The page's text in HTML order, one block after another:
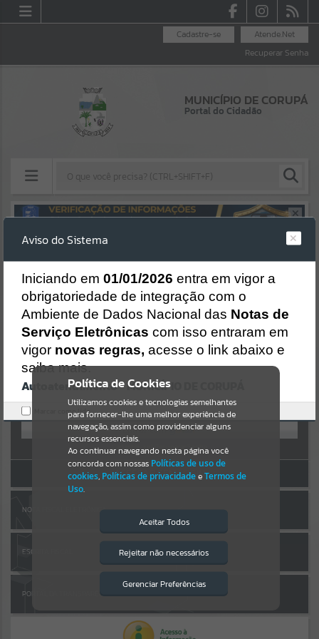
Atende.Net
Cadastre-se
Recuperar Senha
MUNICÍPIO DE CORUPÁ
Portal do Cidadão
Resultados para""
Portais
Por favor, aguarde...
NOTÍCIAS
Por favor, aguarde...
Por favor, aguarde...
SERVIÇOS
PÁGINAS
AUTOATENDIMENTO
OU
Cadastre-se|Recuperar Senha
ACESSAR SEM LOGIN
NOTA FISCAL ELETRÔNICA
ESCRITA FISCAL
PORTAL DA TRANSPARÊNCIA
Política de Cookies
Utilizamos cookies e tecnologias semelhantes
para fornecer-lhe uma melhor experiência de
navegação, assim como providenciar alguns
recursos essenciais.
Ao continuar navegando nesta página você
concorda com nossas Políticas de uso de
cookies, Políticas de privacidadeeTermos de
Uso.
Aceitar Todos
Rejeitar não necessários
Gerenciar Preferências
Isto significa que diversos recursos
providenciados poderão não estar
Aviso do Sistema
Iniciando em 01/01/2026 entra em vigor a
obrigatoriedade de integração com o
Ambiente de Dados Nacional das Notas de
Serviço Eletrônicas com isso entraram em
vigor novas regras, acesse o link abaixo e
saiba mais.
Autoatendimento - MUNICÍPIO DE CORUPÁ
Marcar como lido.
Erro
Gerenciamento do Sistema
CÓDIGO DA MENSAGEM:
Ocorreu um erro de script:
Uncaught SyntaxError: Unexpected token '('
https://corupa.atende.net/cidadao/pagina/static/bundle/wpo_index
_2_base_l2_portal_editores_sync_dd63a725aa1a3e42e62571aa199b6
7e2.js?v=816ac05d:47
Verificar Mais Detalhes